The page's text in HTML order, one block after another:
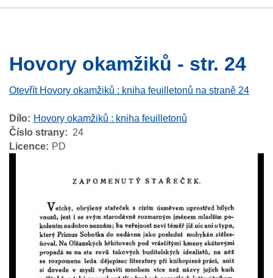
Hovory okamžiků - str. 24
Otevřít Hovory okamžiků : kniha feuilletonů na straně 24
Dílo
Hovory okamžiků : kniha feuilletonů
Číslo strany
24
Licence
PD